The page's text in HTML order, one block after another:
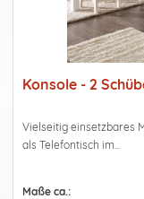
Konsole - 2
Vielseitig einsetzbares
als Telefontisch im...
Maße ca.: